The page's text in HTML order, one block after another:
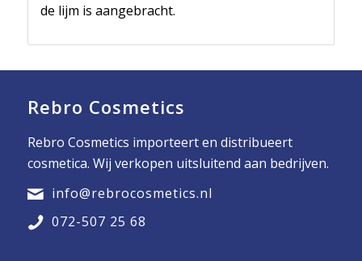
de lijm is aangebracht.
Rebro Cosmetics
Rebro Cosmetics importeert en distribueert
cosmetica. Wij verkopen uitsluitend aan bedrijven.
info@rebrocosmetics.nl
072-507 25 68